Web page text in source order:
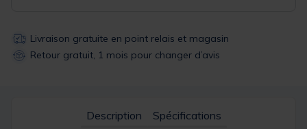
Livraison gratuite en point relais et magasin
Retour gratuit, 1 mois pour changer d’avis
Description Spécifications